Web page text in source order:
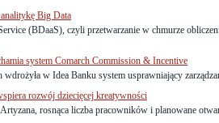
Big Data
(BDaaS), czyli przetwarzanie w chmurze
system Comarch Commission & Incentive
wdrożyła w Idea Banku system usprawniający
rozwój dziecięcej kreatywności
rosnąca liczba pracowników i planowane